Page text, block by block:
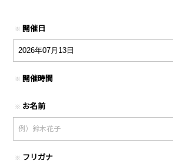
※ 開催日
※ 開催時間
※ お名前
※ フリガナ